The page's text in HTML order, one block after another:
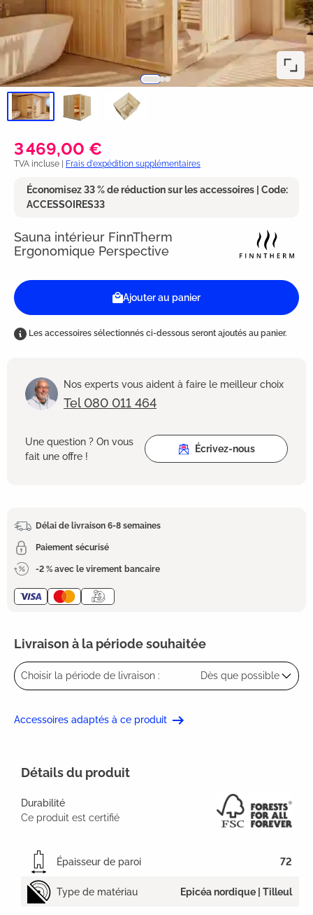
3 469,00 €
TVA incluse | Frais d'expédition supplémentaires
Économisez 33 % de réduction sur les accessoires | Code:
ACCESSOIRES33
Sauna intérieur FinnTherm
Ergonomique Perspective
Ajouter au panier
Les accessoires sélectionnés ci-dessous seront ajoutés au panier.
Nos experts vous aident à faire le meilleur choix
Tel 080 011 464
Une question ? On vous
fait une offre !
Écrivez-nous
Délai de livraison 6-8 semaines
Paiement sécurisé
-2 % avec le virement bancaire
Livraison à la période souhaitée
Choisir la période de livraison : Dès que possible
Accessoires adaptés à ce produit
Détails du produit
Durabilité
Ce produit est certifié
Épaisseur de paroi 72
Type de matériau Epicéa nordique | Tilleul